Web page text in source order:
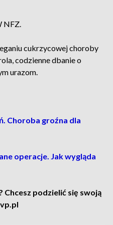
NFZ.
cukrzycowej choroby
codzienne dbanie o
urazom.
Choroba groźna dla
operacje. Jak wygląda
Chcesz podzielić się swoją